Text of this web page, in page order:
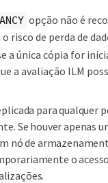
opção não é
risco de perda de
a única cópia for
a avaliação ILM
para qualquer
Se houver apenas
nó de
o